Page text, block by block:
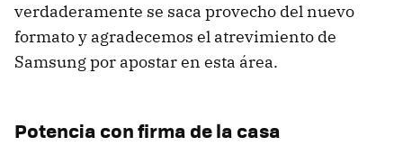
verdaderamente se saca provecho del nuevo
formato y agradecemos el atrevimiento de
Samsung por apostar en esta área.
Potencia con firma de la casa